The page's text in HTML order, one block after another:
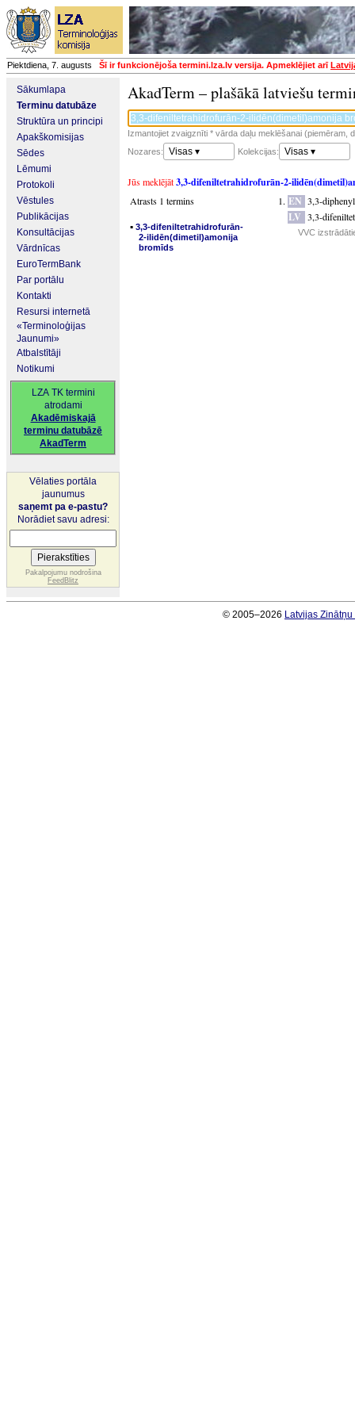
Piektdiena, 7. augusts Šī ir funkcionējoša termini.lza.lv versija. Apmeklējiet arī
Sākumlapa
Terminu datubāze
Struktūra un principi
Apakškomisijas
Sēdes
Lēmumi
Protokoli
Vēstules
Publikācijas
Konsultācijas
Vārdnīcas
EuroTermBank
Par portālu
Kontakti
Resursi internetā
«Terminoloģijas
Jaunumi»
Atbalstītāji
Notikumi
LZA TK termini
atrodami
Akadēmiskajā
terminu datubāzē
AkadTerm
Vēlaties portāla
jaunumus
saņemt pa e-pastu?
Norādiet savu adresi:
Pakalpojumu nodrošina
FeedBlitz
AkadTerm – plašākā latviešu
Izmantojiet zvaigznīti * vārda daļu meklēšanai (piemēram,
Nozares:
Visas ▾ Kolekcijas: Visas ▾
Jūs meklējāt3,3-difeniltetrahidrofurān-2-
Atrasts 1 termins
▪ 3,3-difeniltetrahidrofurān-
2-ilidēn(dimetil)amonija
bromīds
EN 3,3-
LV 3,3-
VVC
© 2005–2026 Latvijas